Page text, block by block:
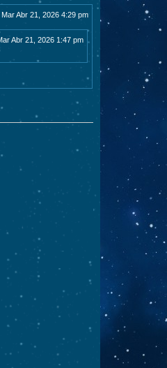
Mar Abr 21, 2026 4:29 pm
Abr 21, 2026 1:47 pm